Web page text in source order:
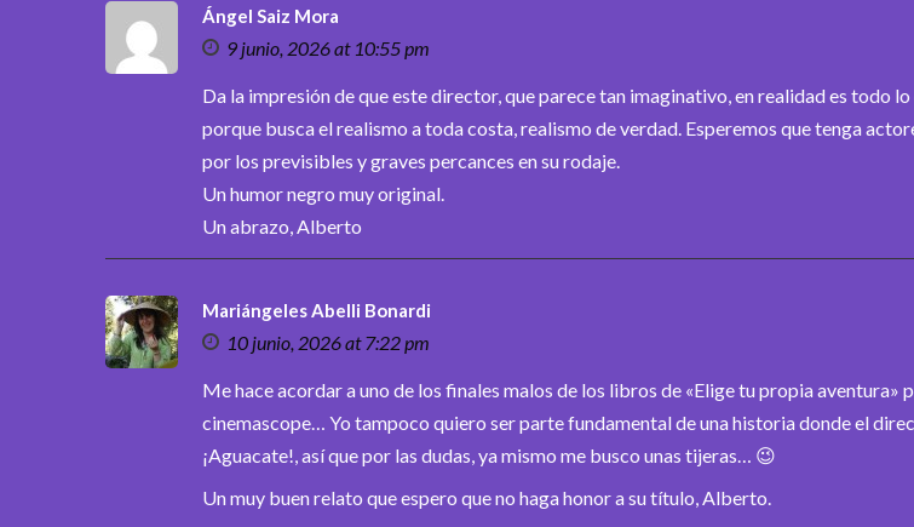
Ángel Saiz Mora
9 junio, 2026 at 10:55 pm
Da la impresión de que este director, que parece tan imaginativo, en realidad es todo
porque busca el realismo a toda costa, realismo de verdad. Esperemos que tenga
por los previsibles y graves percances en su rodaje.
Un humor negro muy original.
Un abrazo, Alberto
Mariángeles Abelli Bonardi
10 junio, 2026 at 7:22 pm
Me hace acordar a uno de los finales malos de los libros de «Elige tu propia aventura»
cinemascope… Yo tampoco quiero ser parte fundamental de una historia donde el
¡Aguacate!, así que por las dudas, ya mismo me busco unas tijeras… 😉
Un muy buen relato que espero que no haga honor a su título, Alberto.